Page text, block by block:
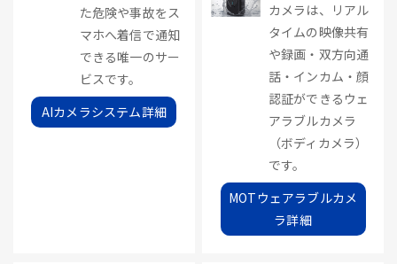
た危険や事故をス
マホへ着信で通知
できる唯一のサー
ビスです。
AIカメラシステム詳細
カメラは、リアル
タイムの映像共有
や録画・双方向通
話・インカム・顔
認証ができるウェ
アラブルカメラ
（ボディカメラ）
です。
MOTウェアラブルカメ
ラ詳細